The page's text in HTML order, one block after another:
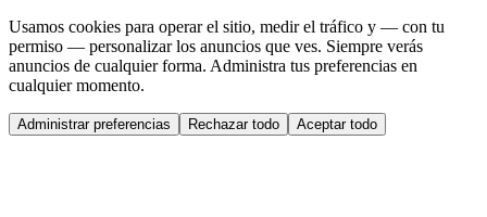
Usamos cookies para operar el sitio, medir el tráfico y — con tu
permiso — personalizar los anuncios que ves. Siempre verás
anuncios de cualquier forma. Administra tus preferencias en
cualquier momento.
Administrar preferencias Rechazar todo Aceptar todo